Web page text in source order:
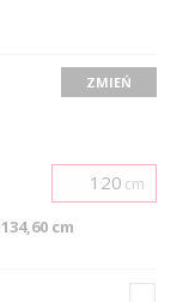
ZMIEŃ
cm
134,60 cm